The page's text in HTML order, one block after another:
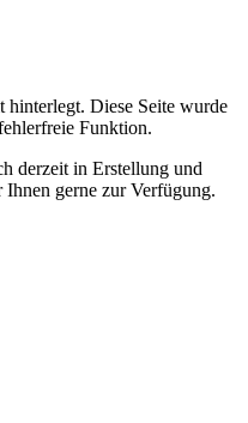
Diese Seite wurde
Funktion.
derzeit in Erstellung und
gerne zur Verfügung.